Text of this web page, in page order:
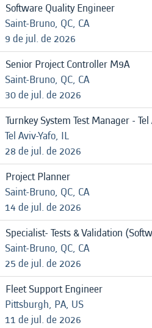
Software Quality Engineer
Saint-Bruno, QC, CA
9 de jul. de 2026
Senior Project Controller M9A
Saint-Bruno, QC, CA
30 de jul. de 2026
Turnkey System Test Manager -
Tel Aviv-Yafo, IL
28 de jul. de 2026
Project Planner
Saint-Bruno, QC, CA
14 de jul. de 2026
Specialist- Tests & Validation
Saint-Bruno, QC, CA
25 de jul. de 2026
Fleet Support Engineer
Pittsburgh, PA, US
11 de jul. de 2026